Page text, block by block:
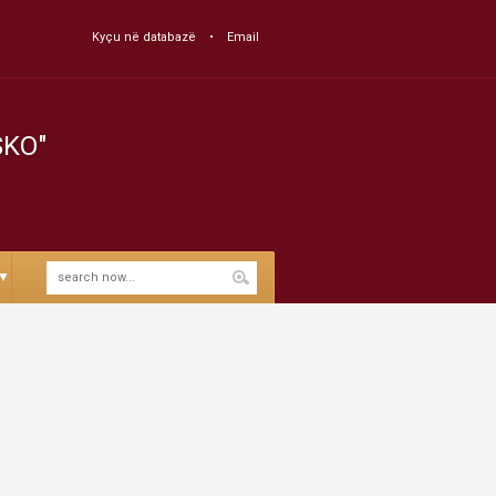
Kyçu në databazë Email